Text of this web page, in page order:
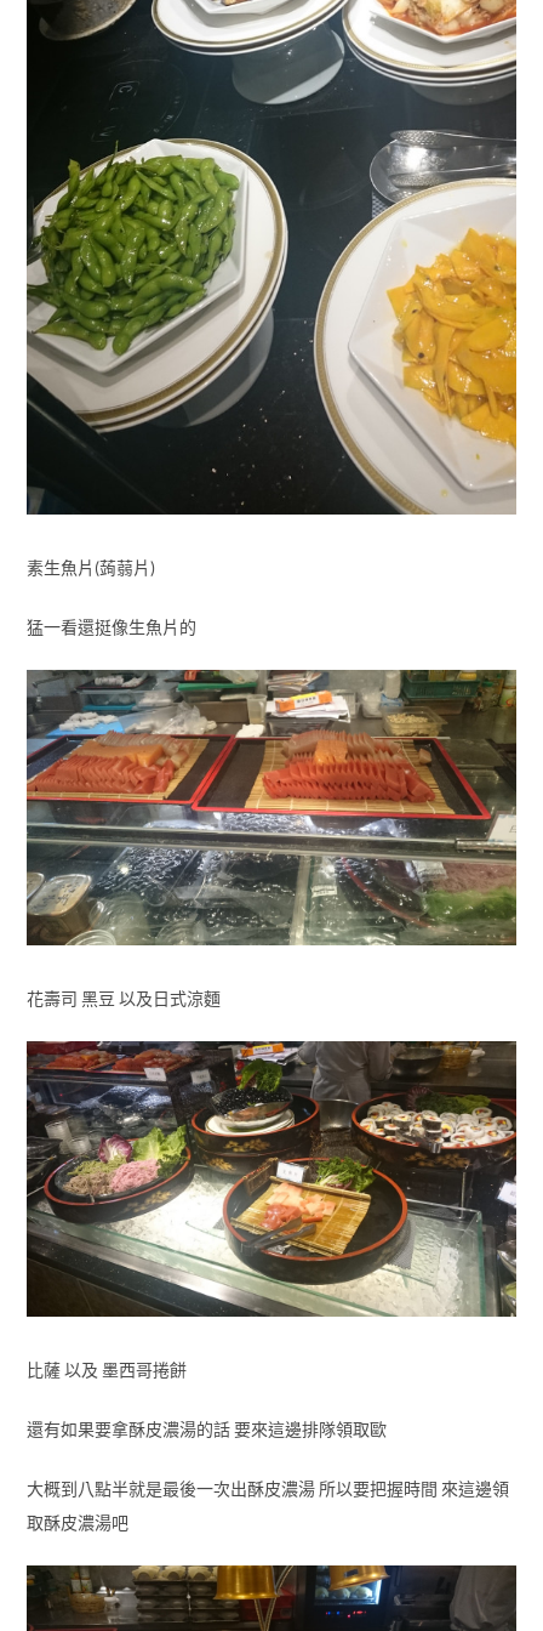
素生魚片(蒟蒻片)
猛一看還挺像生魚片的
花壽司 黑豆 以及日式涼麵
比薩 以及 墨西哥捲餅
還有如果要拿酥皮濃湯的話 要來這邊排隊領取歐
大概到八點半就是最後一次出酥皮濃湯 所以要把握時間 來這邊領
取酥皮濃湯吧